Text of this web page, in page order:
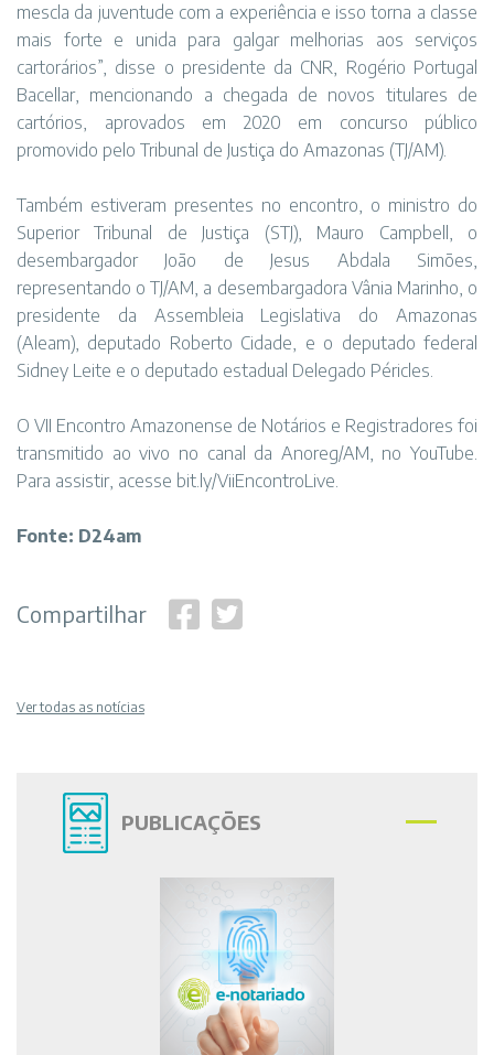
mescla da juventude com a experiência e isso torna a classe
mais forte e unida para galgar melhorias aos serviços
cartorários”, disse o presidente da CNR, Rogério Portugal
Bacellar, mencionando a chegada de novos titulares de
cartórios, aprovados em 2020 em concurso público
promovido pelo Tribunal de Justiça do Amazonas (TJ/AM).
Também estiveram presentes no encontro, o ministro do
Superior Tribunal de Justiça (STJ), Mauro Campbell, o
desembargador João de Jesus Abdala Simões,
representando o TJ/AM, a desembargadora Vânia Marinho, o
presidente da Assembleia Legislativa do Amazonas
(Aleam), deputado Roberto Cidade, e o deputado federal
Sidney Leite e o deputado estadual Delegado Péricles.
O VII Encontro Amazonense de Notários e Registradores foi
transmitido ao vivo no canal da Anoreg/AM, no YouTube.
Para assistir, acesse bit.ly/ViiEncontroLive.
Fonte: D24am
Compartilhar
Ver todas as notícias
PUBLICAÇÕES